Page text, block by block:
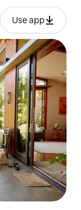
Use app